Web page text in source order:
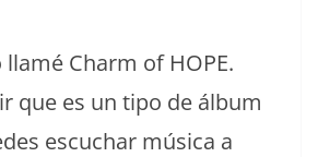
llamé Charm of HOPE.
que es un tipo de álbum
escuchar música a